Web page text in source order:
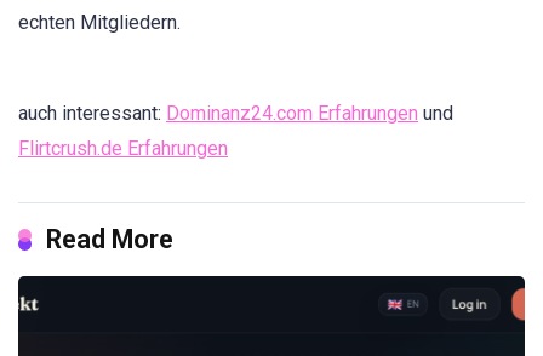
echten Mitgliedern.
auch interessant: Dominanz24.com Erfahrungen und
Flirtcrush.de Erfahrungen
Read More